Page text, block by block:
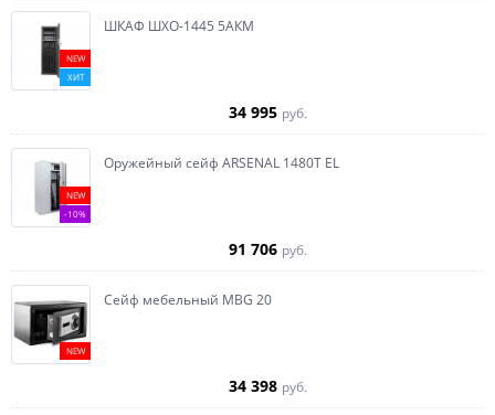
NEW
ХИТ
ШКАФ ШХО-1445 5АКМ
34 995 руб.
NEW
-10%
Оружейный сейф ARSENAL 1480Т EL
91 706 руб.
NEW
Сейф мебельный MBG 20
34 398 руб.